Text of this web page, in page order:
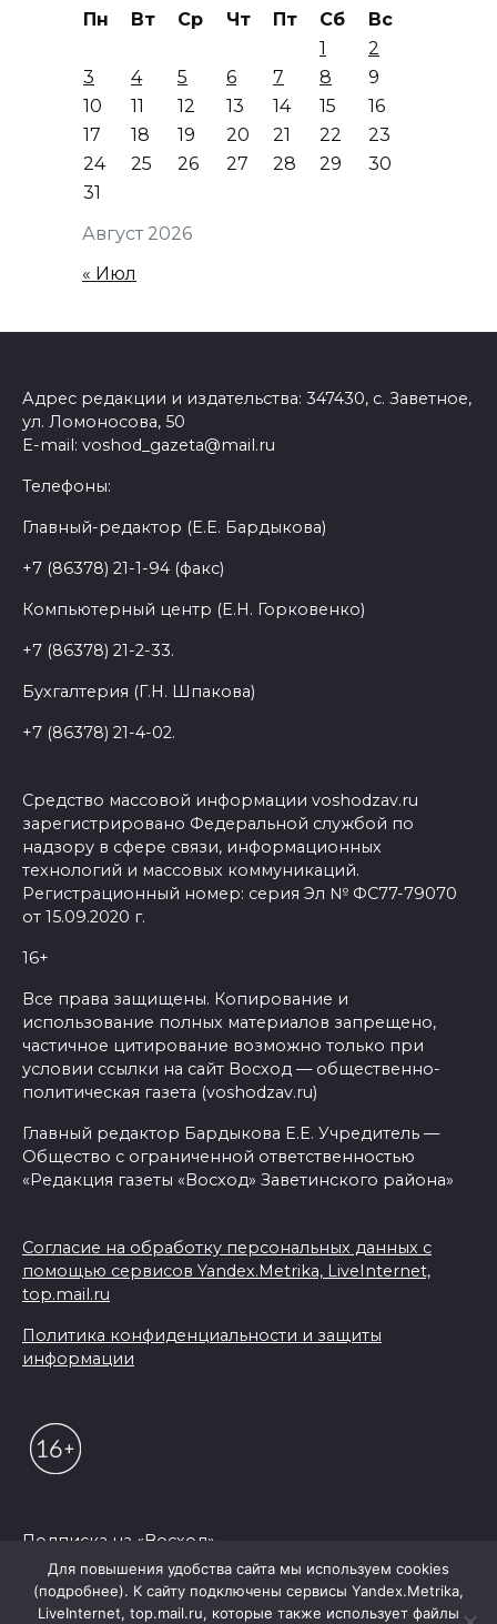
Август 2026
Пн Вт Ср Чт Пт Сб
Вс
1
2
3
4 5 6 7 8
9
10
11 12 13 14 15
16
17
18 19 20 21 22
23
24
25 26 27 28 29
30
31
« Июл
Адрес редакции и издательства: 347430, с. Заветное,
ул. Ломоносова, 50
E-mail: voshod_gazeta@mail.ru
Телефоны:
Главный-редактор (Е.Е. Бардыкова)
+7 (86378) 21-1-94 (факс)
Компьютерный центр (Е.Н. Горковенко)
+7 (86378) 21-2-33.
Бухгалтерия (Г.Н. Шпакова)
+7 (86378) 21-4-02.
Средство массовой информации voshodzav.ru
зарегистрировано Федеральной службой по
надзору в сфере связи, информационных
технологий и массовых коммуникаций.
Регистрационный номер: серия Эл № ФС77-79070
от 15.09.2020 г.
16+
Все права защищены. Копирование и
использование полных материалов запрещено,
частичное цитирование возможно только при
условии ссылки на сайт Восход — общественно-
политическая газета (voshodzav.ru)
Главный редактор Бардыкова Е.Е. Учредитель —
Общество с ограниченной ответственностью
«Редакция газеты «Восход» Заветинского района»
Согласие на обработку персональных данных с
помощью сервисов Yandex.Metrika, LiveInternet,
top.mail.ru
Политика конфиденциальности и защиты
информации
Подписка на «Восход»
© 2026 Редакция "Восход"
Для повышения удобства сайта мы используем cookies
(подробнее). К сайту подключены сервисы Yandex.Metrika,
LiveInternet, top.mail.ru, которые также использует файлы